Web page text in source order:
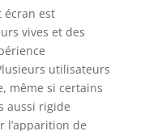
l’achat –
rapide
écoute.
de
frontale:
"diffus" en
sur
écran est
vives et des
utilisateurs
même si certains
aussi rigide
l’apparition de